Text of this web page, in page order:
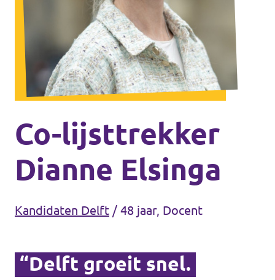
Communities
Delft
Den Haag
Leiden
Leidschendam-Voorburg
Lansingerland
Agenda
Co-lijsttrekker
Dianne Elsinga
Kandidaten Delft / 48 jaar, Docent
“Delft groeit snel.